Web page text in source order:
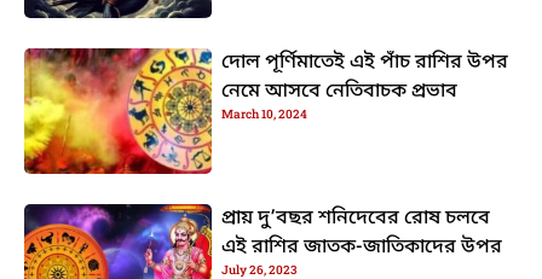
দোল পূর্ণিমাতেই এই পাঁচ রাশির উপর
নেমে আসবে নেতিবাচক প্রভাব
March 10, 2024
প্রায় দু’বছর শনিদেবের রোষ চলবে
এই রাশির জাতক-জাতিকাদের উপর
July 26, 2023